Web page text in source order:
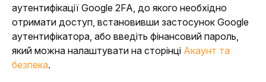
аутентифікації Google 2FA, до якого необхідно
отримати доступ, встановивши застосунок Google
аутентифікатора, або введіть фінансовий пароль,
який можна налаштувати на сторінці Акаунт та
безпека.